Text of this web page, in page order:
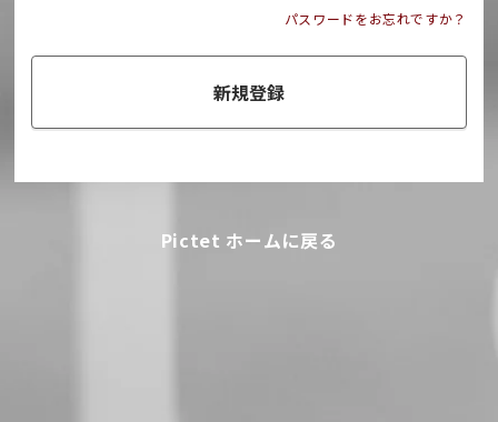
パスワードをお忘れですか？
新規登録
Pictet ホームに戻る